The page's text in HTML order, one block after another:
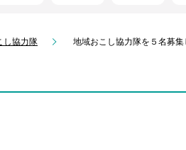
し協力隊 地域おこし協力隊を５名募集